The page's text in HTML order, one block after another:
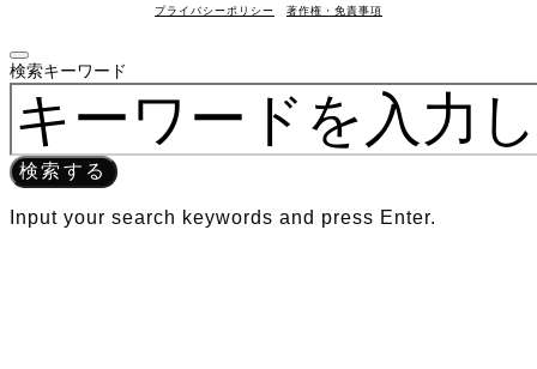
プライバシーポリシー 著作権・免責事項
検索キーワード
検索する
Input your search keywords and press Enter.